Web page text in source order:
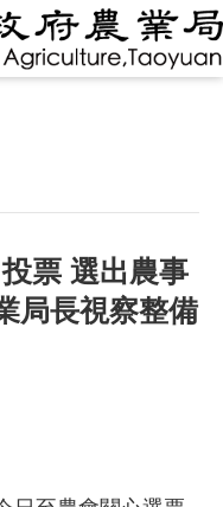
票 選出農事
局長視察整備